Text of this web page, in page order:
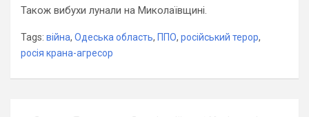
Також вибухи лунали на Миколаївщині.
Tags: війна, Одеська область, ППО, російський терор,
росія крана-агресор